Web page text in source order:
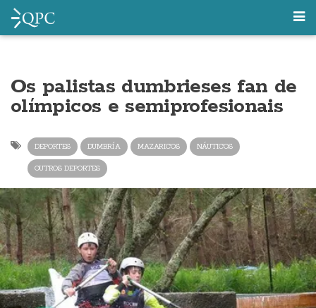
Os palistas dumbrieses fan de
olímpicos e semiprofesionais
DEPORTES DUMBRÍA MAZARICOS NÁUTICOS
OUTROS DEPORTES